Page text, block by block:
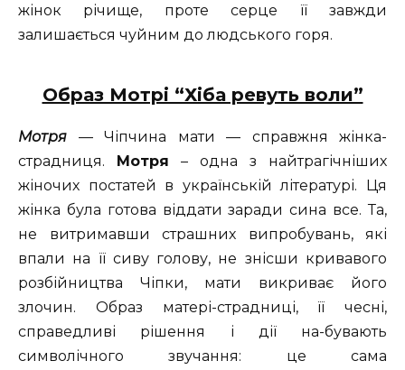
жінок річище, проте серце її завжди
залишається чуйним до людського горя.
Образ Мотрі “Хіба ревуть воли”
Мотря — Чіпчина мати — справжня жінка-
страдниця. Мотря – одна з найтрагічніших
жіночих постатей в українській літературі. Ця
жінка була готова віддати заради сина все. Та,
не витримавши страшних випробувань, які
впали на її сиву голову, не знісши кривавого
розбійництва Чіпки, мати викриває його
злочин. Образ матері-страдниці, її чесні,
справедливі рішення і дії на-бувають
символічного звучання: це сама